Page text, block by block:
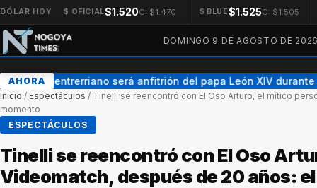
DÓLAR HOY $ OFICIAL$1.520C: $1.470 $ BLUE$1.525C: $1.505
DOMINGO 9 DE AGOSTO DE
AHORA
obispo entrerriano será anfitrión del papa León XIV durante
Inicio / Espectáculos / Tinelli se reencontró con El Oso Arturo, el mítico
momento
ESPECTÁCULOS
Tinelli se reencontró con El Oso
Videomatch, después de 20 años: